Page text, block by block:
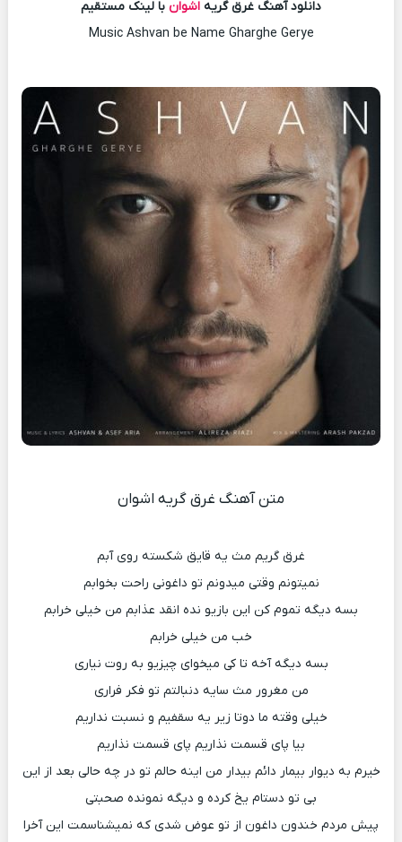
دانلود آهنگ غرق گریه اشوان با لینک مستقیم
Music Ashvan be Name Gharghe Gerye
متن آهنگ غرق گریه اشوان
غرق گریم مث یه قایق شکسته روی آبم
نمیتونم وقتی میدونم تو داغونی راحت بخوابم
بسه دیگه تموم کن این بازیو نده انقد عذابم من خیلی خرابم
خب من خیلی خرابم
بسه دیگه آخه تا کی میخوای چیزیو به روت نیاری
من مغرور مث سایه دنبالتم تو فکر فراری
خیلی وقته ما دوتا زیر یه سقفیم و نسبت نداریم
بیا پای قسمت نذاریم پای قسمت نذاریم
خیرم به دیوار بیمار دائم بیدار من اینه حالم تو در چه حالی بعد از این
بی تو دستام یخ کرده و دیگه نمونده صحبتی
پیش مردم خندون داغون از تو عوض شدی که نمیشناسمت این آخرا